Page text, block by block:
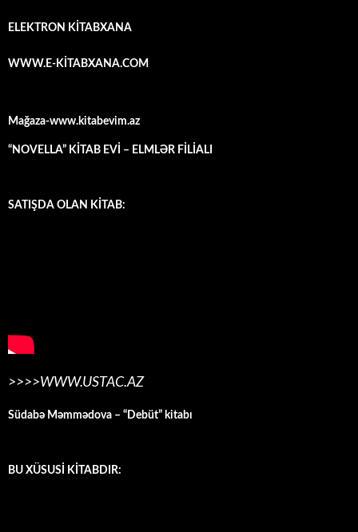
ELEKTRON KİTABXANA
WWW.E-KİTABXANA.COM
Mağaza-www.kitabevim.az
“NOVELLA” KİTAB EVİ – ELMLƏR FİLİALI
SATIŞDA OLAN KİTAB:
>>>>WWW.USTAC.AZ
Südabə Məmmədova – “Debüt” kitabı
BU XÜSUSİ KİTABDIR: